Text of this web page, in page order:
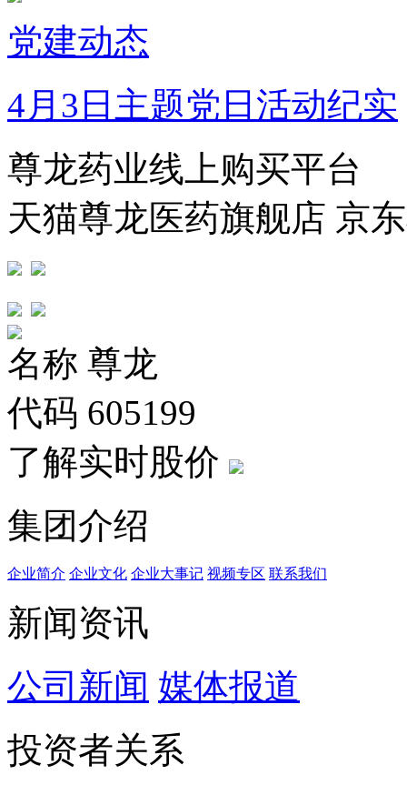
党建动态
4月3日主题党日活动纪实
尊龙药业线上购买平台
天猫尊龙医药旗舰店 京
名称 尊龙
代码 605199
了解实时股价
集团介绍
企业简介 企业文化 企业⼤事记 视频专区 联系我们
新闻资讯
公司新闻 媒体报道
投资者关系